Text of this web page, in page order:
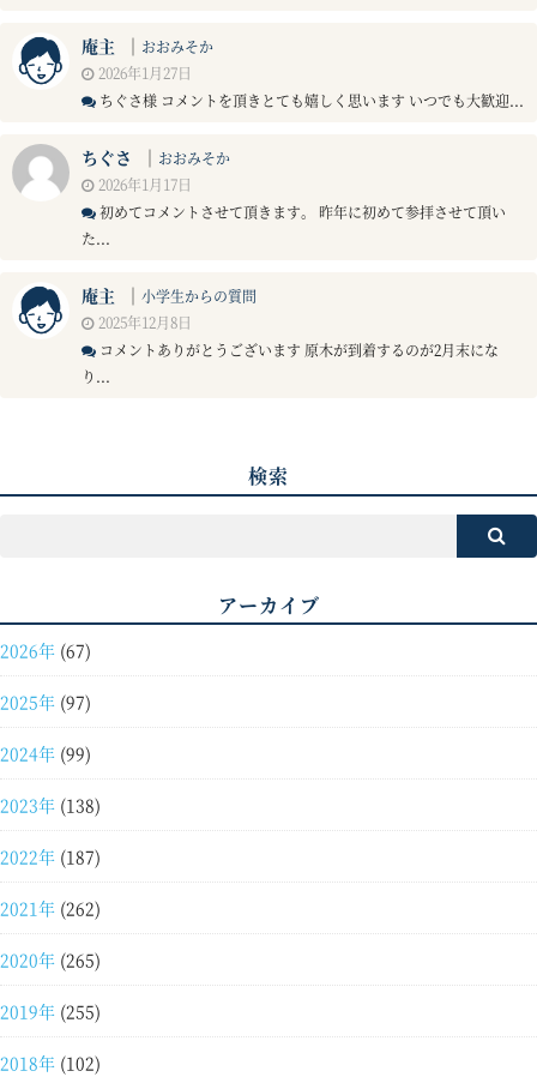
庵主 ｜ おおみそか
2026年1月27日
ちぐさ様 コメントを頂きとても嬉しく思います いつでも大歓迎...
ちぐさ ｜ おおみそか
2026年1月17日
初めてコメントさせて頂きます。 昨年に初めて参拝させて頂い
た...
庵主 ｜ 小学生からの質問
2025年12月8日
コメントありがとうございます 原木が到着するのが2月末にな
り...
検索
アーカイブ
2026年 (67)
2025年 (97)
2024年 (99)
2023年 (138)
2022年 (187)
2021年 (262)
2020年 (265)
2019年 (255)
2018年 (102)